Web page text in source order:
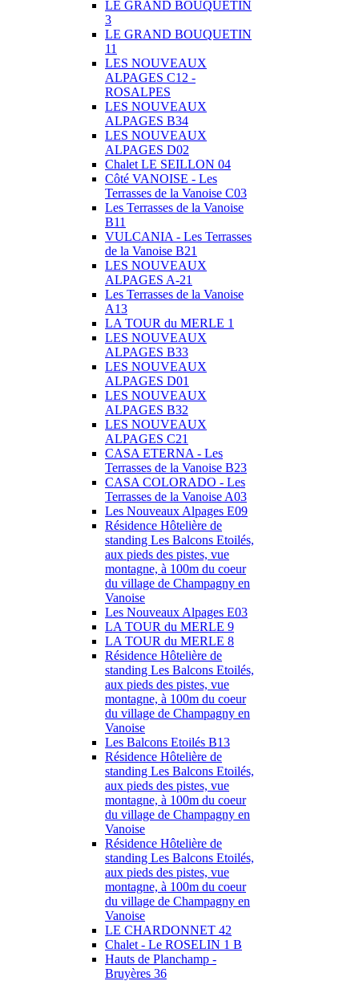
LE GRAND BOUQUETIN
3
LE GRAND BOUQUETIN
11
LES NOUVEAUX
ALPAGES C12 -
ROSALPES
LES NOUVEAUX
ALPAGES B34
LES NOUVEAUX
ALPAGES D02
Chalet LE SEILLON 04
Côté VANOISE - Les
Terrasses de la Vanoise C03
Les Terrasses de la Vanoise
B11
VULCANIA - Les Terrasses
de la Vanoise B21
LES NOUVEAUX
ALPAGES A-21
Les Terrasses de la Vanoise
A13
LA TOUR du MERLE 1
LES NOUVEAUX
ALPAGES B33
LES NOUVEAUX
ALPAGES D01
LES NOUVEAUX
ALPAGES B32
LES NOUVEAUX
ALPAGES C21
CASA ETERNA - Les
Terrasses de la Vanoise B23
CASA COLORADO - Les
Terrasses de la Vanoise A03
Les Nouveaux Alpages E09
Résidence Hôtelière de
standing Les Balcons Etoilés,
aux pieds des pistes, vue
montagne, à 100m du coeur
du village de Champagny en
Vanoise
Les Nouveaux Alpages E03
LA TOUR du MERLE 9
LA TOUR du MERLE 8
Résidence Hôtelière de
standing Les Balcons Etoilés,
aux pieds des pistes, vue
montagne, à 100m du coeur
du village de Champagny en
Vanoise
Les Balcons Etoilés B13
Résidence Hôtelière de
standing Les Balcons Etoilés,
aux pieds des pistes, vue
montagne, à 100m du coeur
du village de Champagny en
Vanoise
Résidence Hôtelière de
standing Les Balcons Etoilés,
aux pieds des pistes, vue
montagne, à 100m du coeur
du village de Champagny en
Vanoise
LE CHARDONNET 42
Chalet - Le ROSELIN 1 B
Hauts de Planchamp -
Bruyères 36